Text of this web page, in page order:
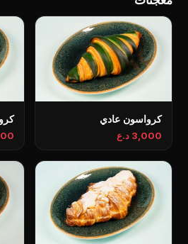
كرواسون عادي
3,000 د.ع